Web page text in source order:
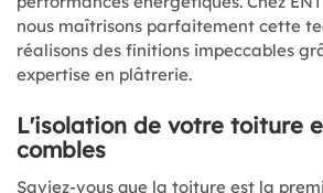
nous maîtrisons parfaitement cette
réalisons des finitions impeccables
expertise en plâtrerie.
L'isolation de votre toiture
combles
Saviez-vous que la toiture est la